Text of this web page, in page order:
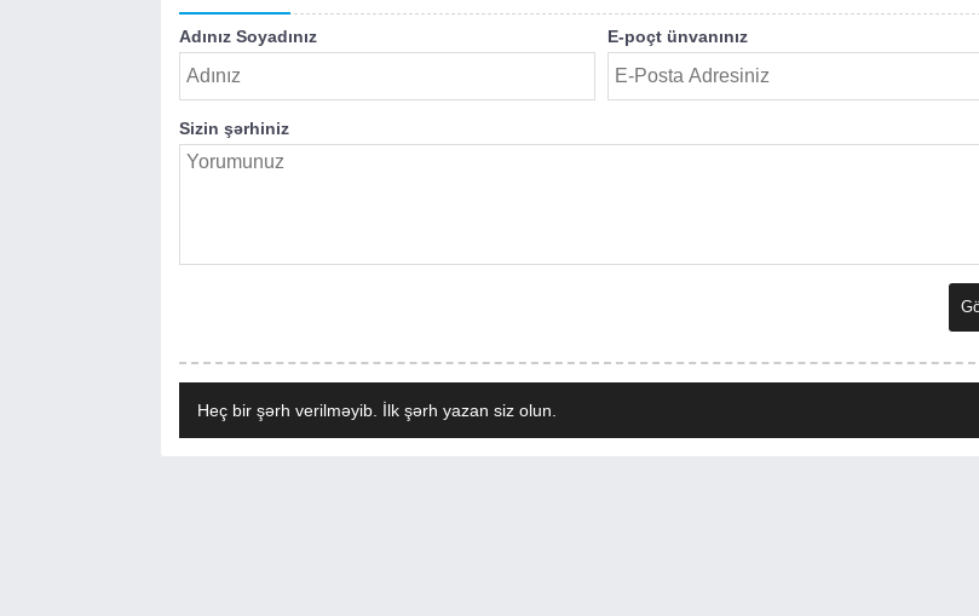
Adınız Soyadınız E-poçt ünvanınız
Sizin şərhiniz
Heç bir şərh verilməyib. İlk şərh yazan siz olun.